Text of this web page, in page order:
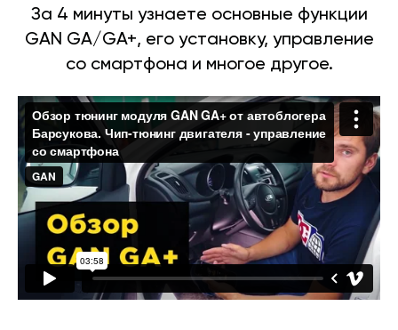
За 4 минуты узнаете основные функции
GAN GA/GA+, его установку, управление
со смартфона и многое другое.